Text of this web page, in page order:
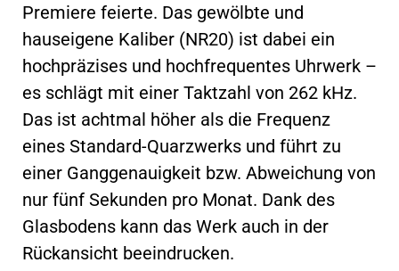
Premiere feierte. Das gewölbte und
hauseigene Kaliber (NR20) ist dabei ein
hochpräzises und hochfrequentes Uhrwerk –
es schlägt mit einer Taktzahl von 262 kHz.
Das ist achtmal höher als die Frequenz
eines Standard-Quarzwerks und führt zu
einer Ganggenauigkeit bzw. Abweichung von
nur fünf Sekunden pro Monat. Dank des
Glasbodens kann das Werk auch in der
Rückansicht beeindrucken.